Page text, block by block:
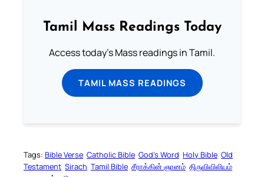
Tamil Mass Readings Today
Access today's Mass readings in Tamil.
TAMIL MASS READINGS
Tags: Bible Verse Catholic Bible God’s Word Holy Bible Old
Testament Sirach Tamil Bible சீராக்கின் ஞானம் திருவிவிலியம்